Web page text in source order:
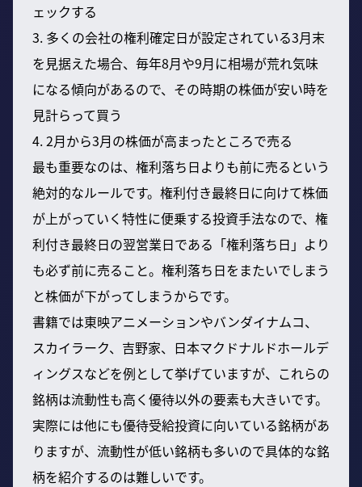
ェックする
3. 多くの会社の権利確定日が設定されている3月末
を見据えた場合、毎年8月や9月に相場が荒れ気味
になる傾向があるので、その時期の株価が安い時を
見計らって買う
4. 2月から3月の株価が高まったところで売る
最も重要なのは、権利落ち日よりも前に売るという
絶対的なルールです。権利付き最終日に向けて株価
が上がっていく特性に便乗する投資手法なので、権
利付き最終日の翌営業日である「権利落ち日」より
も必ず前に売ること。権利落ち日をまたいでしまう
と株価が下がってしまうからです。
書籍では東映アニメーションやバンダイナムコ、
スカイラーク、吉野家、日本マクドナルドホールデ
ィングスなどを例として挙げていますが、これらの
銘柄は流動性も高く優待以外の要素も大きいです。
実際には他にも優待受給投資に向いている銘柄があ
りますが、流動性が低い銘柄も多いので具体的な銘
柄を紹介するのは難しいです。